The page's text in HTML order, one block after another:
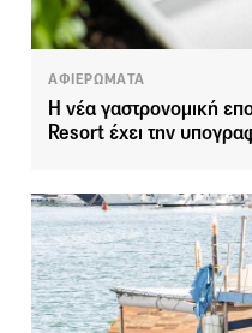
ΑΦΙΕΡΩΜΑΤΑ
Η νέα γαστρονομική
Resort έχει την